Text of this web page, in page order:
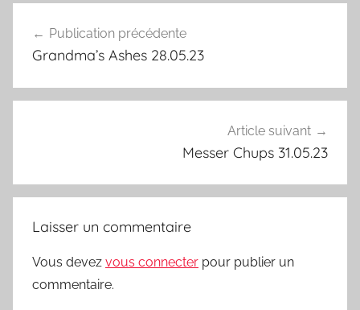
de
Publication précédente
Grandma’s Ashes 28.05.23
Article suivant
Messer Chups 31.05.23
Laisser un commentaire
Vous devez vous connecter pour publier un
commentaire.